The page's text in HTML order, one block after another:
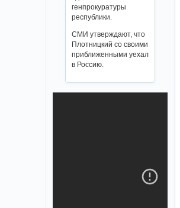
генпрокуратуры
республики.
СМИ утверждают, что
Плотницкий со своими
приближенными уехал
в Россию.